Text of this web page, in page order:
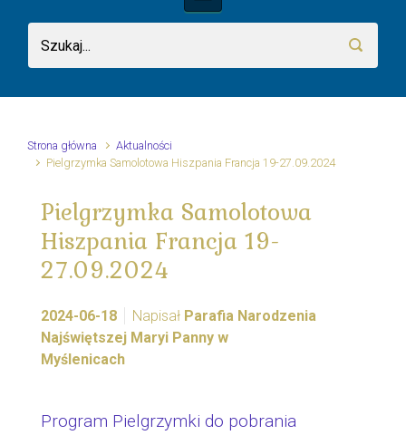
Strona główna
Aktualności
Pielgrzymka Samolotowa Hiszpania Francja 19-27.09.2024
Pielgrzymka Samolotowa
Hiszpania Francja 19-
27.09.2024
2024-06-18 Napisał Parafia Narodzenia
Najświętszej Maryi Panny w
Myślenicach
Program Pielgrzymki do pobrania